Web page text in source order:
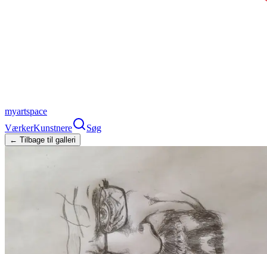
myartspace
VærkerKunstnere Søg
← Tilbage til galleri